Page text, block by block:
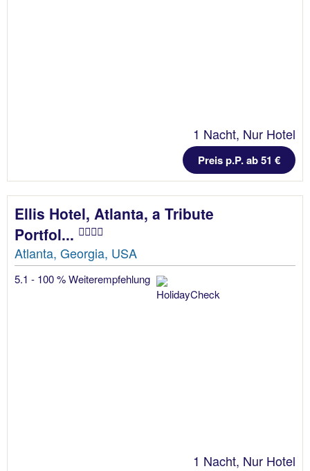
1 Nacht, Nur Hotel
Preis p.P. ab 51 €
Ellis Hotel, Atlanta, a Tribute
Portfol...
Atlanta, Georgia, USA
5.1 - 100 % Weiterempfehlung
1 Nacht, Nur Hotel